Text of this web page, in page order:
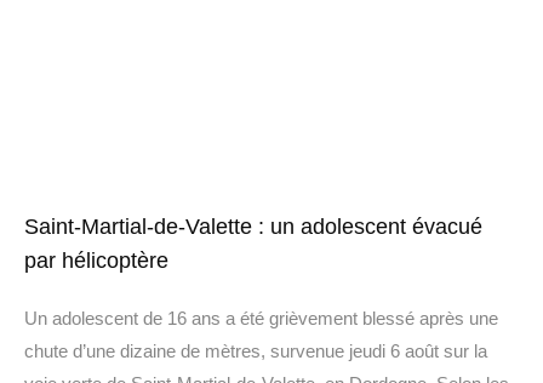
Saint-Martial-de-Valette : un adolescent évacué
par hélicoptère
Un adolescent de 16 ans a été grièvement blessé après une
chute d’une dizaine de mètres, survenue jeudi 6 août sur la